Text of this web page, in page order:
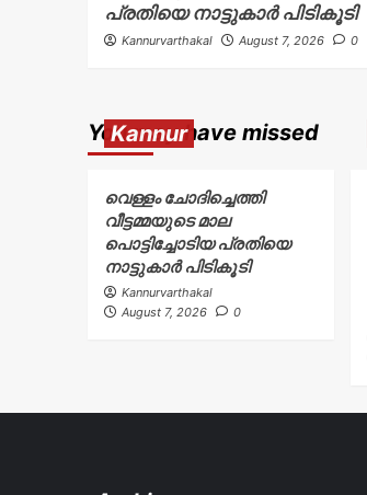
പ്രതിയെ നാട്ടുകാർ പിടികൂടി
Kannurvarthakal August 7, 2026 0
You may have missed
Kannur
വെള്ളം ചോദിച്ചെത്തി
വീട്ടമ്മയുടെ മാല
പൊട്ടിച്ചോടിയ പ്രതിയെ
നാട്ടുകാർ പിടികൂടി
Kannurvarthakal
August 7, 2026
0